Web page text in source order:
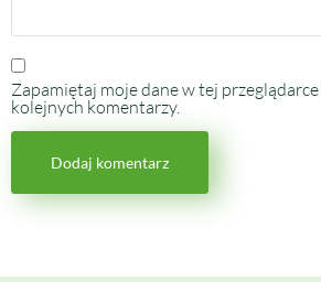
Zapamiętaj moje dane w tej
kolejnych komentarzy.